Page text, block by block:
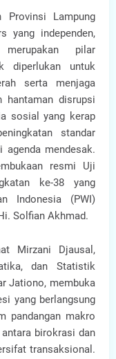
Provinsi Lampung
yang independen,
pilar
diperlukan untuk
serta menjaga
hantaman disrupsi
sosial yang kerap
standar
mendesak.
resmi Uji
ke-38 yang
Indonesia (PWI)
Solfian Akhmad.
Mirzani Djausal,
dan Statistik
Jationo, membuka
yang berlangsung
pandangan makro
birokrasi dan
transaksional.